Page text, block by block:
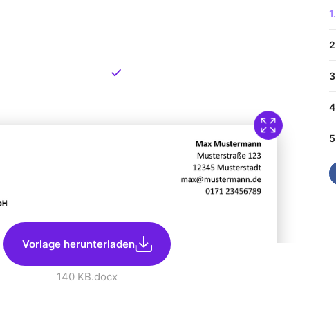
Vorlage herunterladen
140 KB.docx